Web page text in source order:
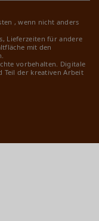
, wenn nicht anders
Lieferzeiten für andere
mit den
vorbehalten. Digitale
Teil der kreativen Arbeit